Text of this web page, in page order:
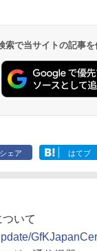
索で当サイトの記事を
シェア はてブ
いて